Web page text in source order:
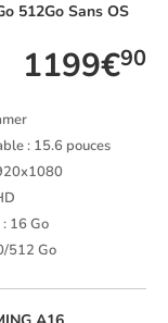
512Go Sans OS
1199€90
: 15.6 pouces
16 Go
512 Go